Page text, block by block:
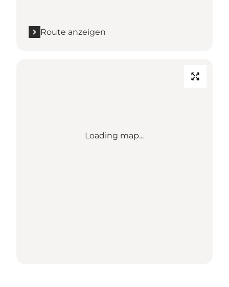
Route anzeigen
Loading map...